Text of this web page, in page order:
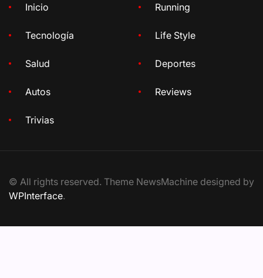
Inicio Running
Tecnología Life Style
Salud Deportes
Autos Reviews
Trivias
© All rights reserved. Theme NewsMachine designed by
WPInterface.